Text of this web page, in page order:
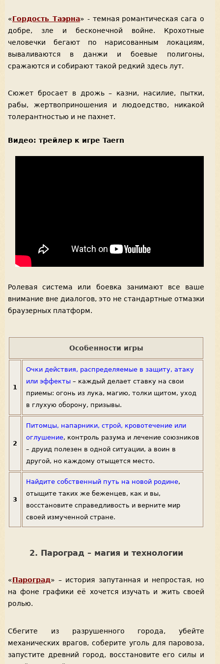
«Гордость Таэрна» - темная романтическая сага о
добре, зле и бесконечной войне. Крохотные
человечки бегают по нарисованным локациям,
вываливаются в данжи и боевые полигоны,
сражаются и собирают такой редкий здесь лут.
Сюжет бросает в дрожь – казни, насилие, пытки,
рабы, жертвоприношения и людоедство, никакой
толерантностью и не пахнет.
Видео: трейлер к игре Taern
Ролевая система или боевка занимают все ваше
внимание вне диалогов, это не стандартные отмазки
браузерных платформ.
Особенности игры
1
Очки действия, распределяемые в защиту, атаку
или эффекты – каждый делает ставку на свои
приемы: огонь из лука, магию, толки щитом, уход
в глухую оборону, призывы.
2
Питомцы, напарники, строй, кровотечение или
оглушение, контроль разума и лечение союзников
– друид полезен в одной ситуации, а воин в
другой, но каждому отыщется место.
3
Найдите собственный путь на новой родине,
отыщите таких же беженцев, как и вы,
восстановите справедливость и верните мир
своей измученной стране.
2. Пароград – магия и технологии
«Пароград» – история запутанная и непростая, но
на фоне графики её хочется изучать и жить своей
ролью.
Сбегите из разрушенного города, убейте
механических врагов, соберите уголь для паровоза,
запустите древний город, восстановите его силы и